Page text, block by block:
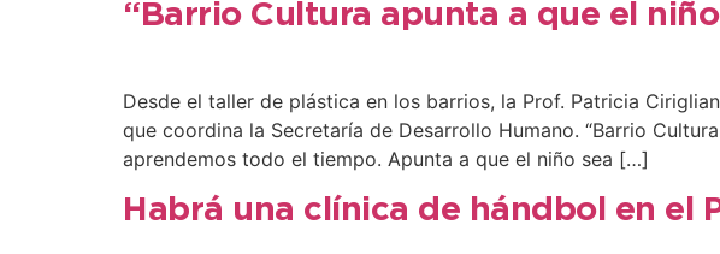
“Barrio Cultura apunta a que el
Desde el taller de plástica en los barrios, la Prof. Patricia
que coordina la Secretaría de Desarrollo Humano. “Barrio
aprendemos todo el tiempo. Apunta a que el niño sea […]
Habrá una clínica de hándbol en el